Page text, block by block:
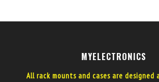
MYELECTRONICS
All rack mounts and cases are designed